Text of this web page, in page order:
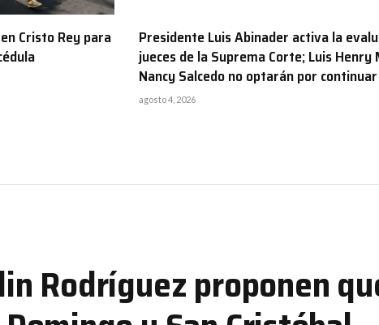
Cristo Rey para
Presidente Luis Abinader activa la
jueces de la Suprema Corte; Luis Henry
Nancy Salcedo no optarán por continuar
agosto 4, 2026
Rodríguez proponen